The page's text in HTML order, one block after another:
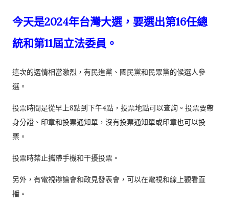
今天是2024年台灣大選，要選出第16任總
統和第11屆立法委員。
這次的選情相當激烈，有民進黨、國民黨和民眾黨的候選人參
選。
投票時間是從早上8點到下午4點，投票地點可以查詢。投票要帶
身分證、印章和投票通知單，沒有投票通知單或印章也可以投
票。
投票時禁止攜帶手機和干擾投票。
另外，有電視辯論會和政見發表會，可以在電視和線上觀看直
播。